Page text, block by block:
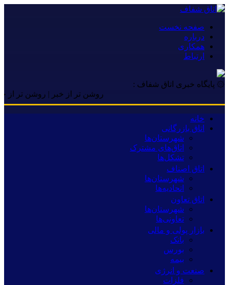
صفحه نخست
درباره
همکاری
ارتباط
۞ پایگاه خبری اتاق شفاف :
روشن تر از خبر | روشن تر از
خانه
اتاق بازرگانی
شهرستان‌ها
اتاق‌های مشترک
تشکل‌ها
اتاق اصناف
شهرستان‌ها
اتحادیه‌ها
اتاق تعاون
شهرستان‌ها
تعاونی‌ها
بازار پولی و مالی
بانک
بورس
بیمه
صنعت و انرژی
فلزات